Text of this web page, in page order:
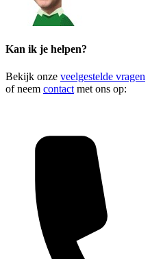
Kan ik je helpen?
Bekijk onze veelgestelde vragen
of neem contact met ons op: